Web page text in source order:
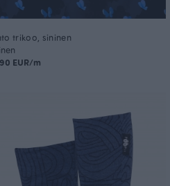
trikoo, sininen
EUR/m